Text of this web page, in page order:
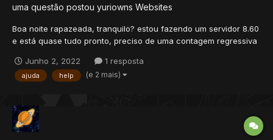
uma questão postou yuriowns Websites
Boa noite rapazeada, tranquilo? estou fazendo um servidor 8.60
e está quase tudo pronto, preciso de uma contagem regressiva
ter aquela contagem que fica em baixo de onde mostra os
players online como essa daqui:
Junho 2, 2022 1 resposta
ajuda help (e 2 mais)